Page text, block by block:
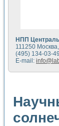
НПП
111250
(495) 134-03-49
E-mail: